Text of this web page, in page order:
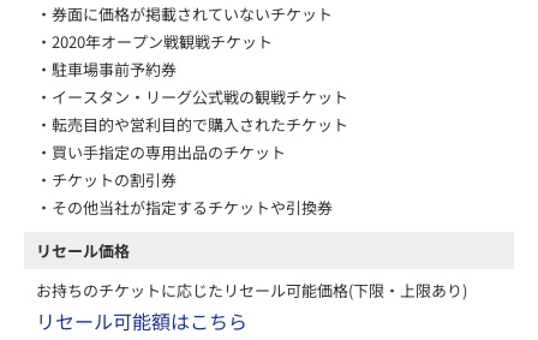
・券面に価格が掲載されていないチケット
・2020年オープン戦観戦チケット
・駐車場事前予約券
・イースタン・リーグ公式戦の観戦チケット
・転売目的や営利目的で購入されたチケット
・買い手指定の専用出品のチケット
・チケットの割引券
・その他当社が指定するチケットや引換券
リセール価格
お持ちのチケットに応じたリセール可能価格(下限・上限あり)
リセール可能額はこちら